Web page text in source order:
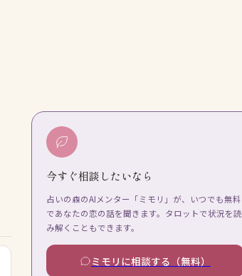
今すぐ相談したいなら
占いの森のAIメンター「ミモリ」が、いつでも無料
であなたの恋の話を聞きます。タロットで状況を読
み解くこともできます。
ミモリに相談する（無料）